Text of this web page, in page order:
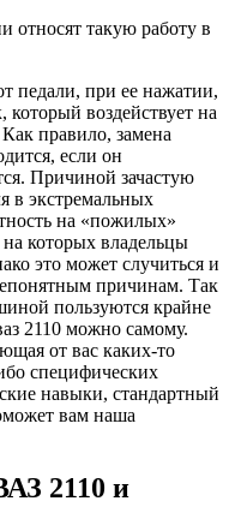
такую работу в
педали, при ее нажатии,
воздействует на
правило, замена
если он
Причиной зачастую
в экстремальных
на «пожилых»
которых владельцы
это может случиться и
причинам. Так
пользуются крайне
2110 можно самому.
от вас каких-то
специфических
навыки, стандартный
вам наша
2110 и